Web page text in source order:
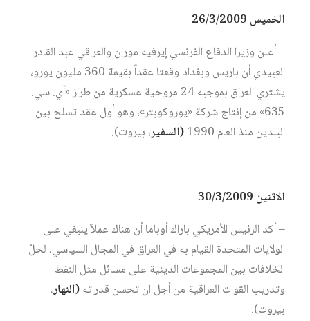
الخميس 26/3/2009
– أعلن وزيرا الدفاع الفرنسي إيرفيه موران والعراقي عبد القادر
العبيدي أن باريس وبغداد وقعتا عقداً بقيمة 360 مليون يورو،
يشتري العراق بموجبه 24 مروحية عسكرية من طراز «آي. سي.
635» من إنتاج شركة «يوروكوبتر»، وهو أول عقد تسلح بين
البلدين منذ العام 1990
(السفير، بيروت).
الاثنين 30/3/2009
– أكد الرئيس الأمريكي باراك أوباما أن هناك عملاً ينبغي على
الولايات المتحدة القيام به في العراق في المجال السياسي، لحلّ
الخلافات بين المجموعات الدينية على مسائل مثل النفط
وتدريب القوات العراقية من أجل ان تحسن قدراته(النهار،
بيروت).